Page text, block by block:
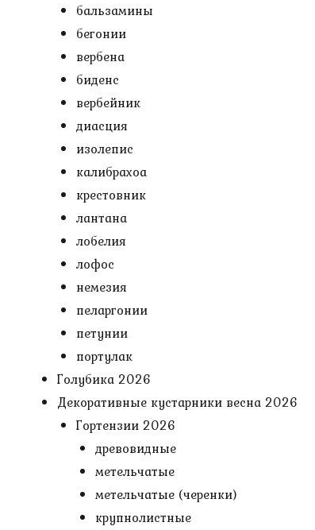
бальзамины
бегонии
вербена
биденс
вербейник
диасция
изолепис
калибрахоа
крестовник
лантана
лобелия
лофос
немезия
пеларгонии
петунии
портулак
Голубика 2026
Декоративные кустарники весна 2026
Гортензии 2026
древовидные
метельчатые
метельчатые (черенки)
крупнолистные